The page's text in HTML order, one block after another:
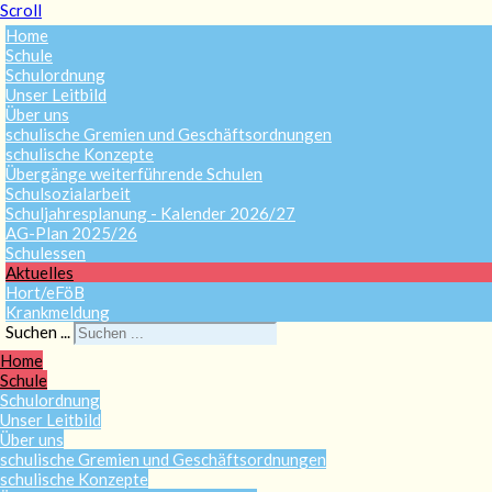
Scroll
Home
Schule
Schulordnung
Unser Leitbild
Über uns
schulische Gremien und Geschäftsordnungen
schulische Konzepte
Übergänge weiterführende Schulen
Schulsozialarbeit
Schuljahresplanung - Kalender 2026/27
AG-Plan 2025/26
Schulessen
Aktuelles
Hort/eFöB
Krankmeldung
Suchen ...
Home
Schule
Schulordnung
Unser Leitbild
Über uns
schulische Gremien und Geschäftsordnungen
schulische Konzepte